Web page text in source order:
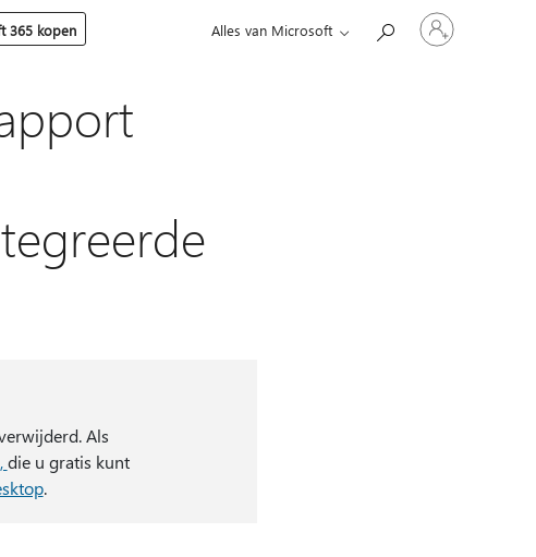
365 kopen Alles van Microsoft
Meld
je
aan
Als
die u gratis kunt
.